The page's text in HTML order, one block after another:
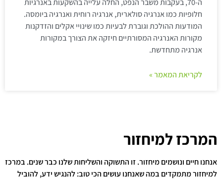
ה-70, בעקבות משבר הנפט, החלה עלייה בהשקעות באנרגיות
חלופיות כמו אנרגיה סולארית, אנרגיה רוחית ואנרגיה ביומסה.
המודעות ההולכת וגוברת לבעיות כמו שינויי אקלים והזדקנות
מקורות האנרגיה המסורתיים חיזקה את הצורך במקורות
אנרגיה מתחדשת.
לקריאת המאמר »
המרכז למיחזור
אנחנו חיים ונושמים מיחזור. זו התשוקה והשליחות שלנו כבר שנים. במרכז
למיחזור מתמקדים במה שאנחנו עושים הכי טוב: להנגיש ידע, להוביל